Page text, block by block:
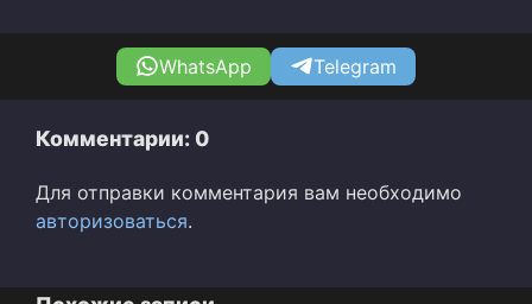
WhatsApp Telegram
Комментарии: 0
Для отправки комментария вам необходимо
авторизоваться.